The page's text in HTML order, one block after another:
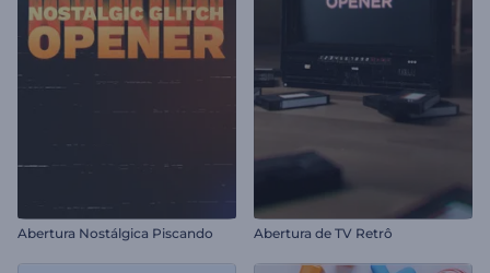
Abertura Nostálgica Piscando Abertura de TV Retrô